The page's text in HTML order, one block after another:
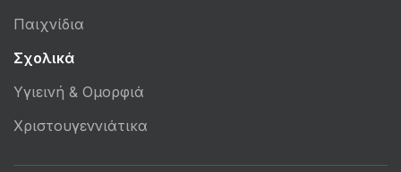
Παιχνίδια
Σχολικά
Υγιεινή & Ομορφιά
Χριστουγεννιάτικα